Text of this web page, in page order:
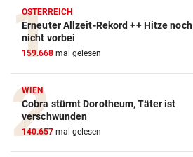
ÖSTERREICH
Erneuter Allzeit-Rekord ++ Hitze noch
nicht vorbei
159.668 mal gelesen
WIEN
Cobra stürmt Dorotheum, Täter ist
verschwunden
140.657 mal gelesen